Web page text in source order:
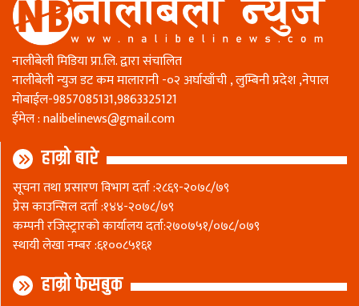
नालीबेली मिडिया प्रा.लि. द्वारा संचालित
नालीबेली न्युज डट कम मालारानी -०२ अर्घाखाँची , लुम्बिनी प्रदेश ,नेपाल
माेबाईल-9857085131,9863325121
ईमेल :nalibelinews@gmail.com
हाम्रो बारे
सूचना तथा प्रसारण विभाग दर्ता :२८६९-२०७८/७९
प्रेस काउन्सिल दर्ता :१४४-२०७८/७९
कम्पनी रजिस्ट्रारकाे कार्यालय दर्ता:२७०७५१/०७८/०७९
स्थायी लेखा नम्बर :६१००८५१६१
हाम्रो फेसबुक